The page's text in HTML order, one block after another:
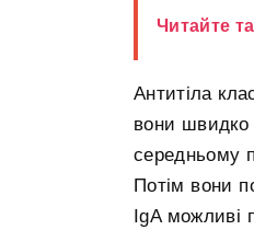
Читайте
Антитіла
вони швидко
середньому
Потім вони
IgA можливі